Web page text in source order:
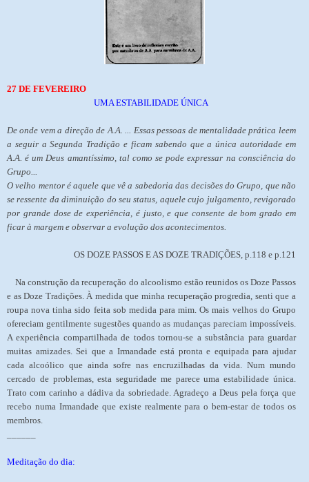
27 DE FEVEREIRO
UMA ESTABILIDADE ÚNICA
De onde vem a direção de A.A. ... Essas pessoas de mentalidade prática leem
a seguir a Segunda Tradição e ficam sabendo que a única autoridade em
A.A. é um Deus amantíssimo, tal como se pode expressar na consciência do
Grupo...
O velho mentor é aquele que vê a sabedoria das decisões do Grupo, que não
se ressente da diminuição do seu status, aquele cujo julgamento, revigorado
por grande dose de experiência, é justo, e que consente de bom grado em
ficar à margem e observar a evolução dos acontecimentos.
OS DOZE PASSOS E AS DOZE TRADIÇÕES, p.118 e p.121
Na construção da recuperação do alcoolismo estão reunidos os Doze Passos
e as Doze Tradições. À medida que minha recuperação progredia, senti que a
roupa nova tinha sido feita sob medida para mim. Os mais velhos do Grupo
ofereciam gentilmente sugestões quando as mudanças pareciam impossíveis.
A experiência compartilhada de todos tornou-se a substância para guardar
muitas amizades. Sei que a Irmandade está pronta e equipada para ajudar
cada alcoólico que ainda sofre nas encruzilhadas da vida. Num mundo
cercado de problemas, esta seguridade me parece uma estabilidade única.
Trato com carinho a dádiva da sobriedade. Agradeço a Deus pela força que
recebo numa Irmandade que existe realmente para o bem-estar de todos os
membros.
Meditação do dia: